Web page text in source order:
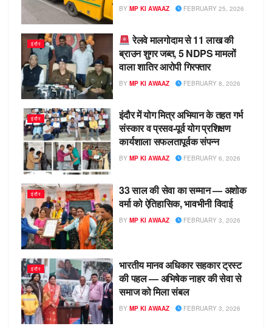
BY MP KI AWAAZ FEBRUARY 25, 2026
इंदौर
रेलवे मालगोदाम से 11 लाख की
ब्राउन शुगर जब्त, 5 NDPS मामलों
वाला शातिर आरोपी गिरफ्तार
BY MP KI AWAAZ FEBRUARY 8, 2026
इंदौर
इंदौर में योग मित्र अभियान के तहत गर्भ
संस्कार व प्रसव-पूर्व योग प्रशिक्षण
कार्यशाला सफलतापूर्वक संपन्न
BY MP KI AWAAZ FEBRUARY 6, 2026
इंदौर
33 साल की सेवा का सम्मान — अशोक
वर्मा को ऐतिहासिक, भावभीनी विदाई
BY MP KI AWAAZ FEBRUARY 3, 2026
इंदौर
भारतीय मानव अधिकार सहकार ट्रस्ट
की पहल — अभिषेक नाहर की सेवा से
समाज को मिला संबल
BY MP KI AWAAZ FEBRUARY 3, 2026